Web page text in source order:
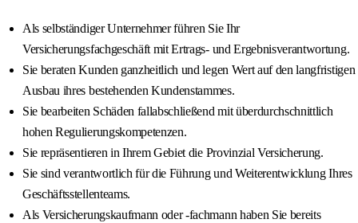
Als selbständiger Unternehmer führen Sie Ihr
Versicherungsfachgeschäft mit Ertrags- und Ergebnisverantwortung.
Sie beraten Kunden ganzheitlich und legen Wert auf den langfristigen
Ausbau ihres bestehenden Kundenstammes.
Sie bearbeiten Schäden fallabschließend mit überdurchschnittlich
hohen Regulierungskompetenzen.
Sie repräsentieren in Ihrem Gebiet die Provinzial Versicherung.
Sie sind verantwortlich für die Führung und Weiterentwicklung Ihres
Geschäftsstellenteams.
Als Versicherungskaufmann oder -fachmann haben Sie bereits